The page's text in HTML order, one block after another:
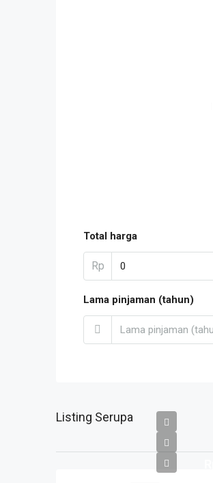
Total harga
Rp
Lama pinjaman (tahun)
Listing Serupa